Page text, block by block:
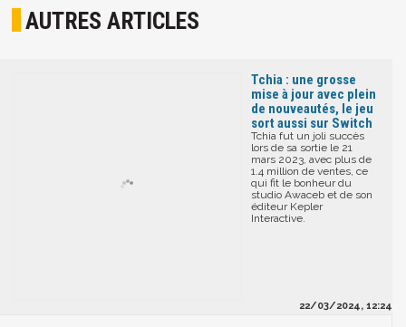
AUTRES ARTICLES
Tchia : une grosse
mise à jour avec plein
de nouveautés, le jeu
sort aussi sur Switch
Tchia fut un joli succès
lors de sa sortie le 21
mars 2023, avec plus de
1.4 million de ventes, ce
qui fit le bonheur du
studio Awaceb et de son
éditeur Kepler
Interactive.
22/03/2024, 12:24